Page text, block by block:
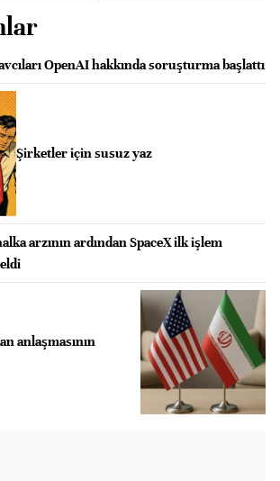
OpenAI hakkında soruşturma başlattı
Şirketler için susuz yaz
arzının ardından SpaceX ilk işlem
anlaşmasının